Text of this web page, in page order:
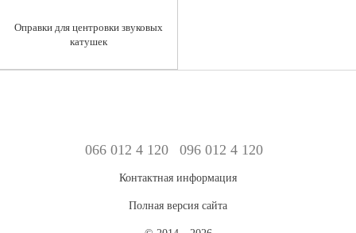
Оправки для центровки звуковых
катушек
066 012 4 120 096 012 4 120
Контактная информация
Полная версия сайта